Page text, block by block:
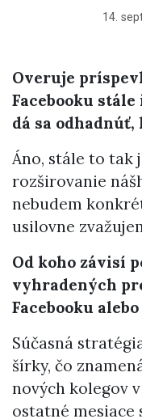
14.
Overuje
Facebooku
dá sa odhadnúť,
Áno, stále to tak
rozširovanie
nebudem
usilovne
Od koho závisí
vyhradených
Facebooku alebo
Súčasná
šírky, čo
nových kolegov
ostatné mesiace